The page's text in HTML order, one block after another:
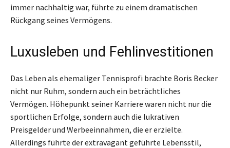
immer nachhaltig war, führte zu einem dramatischen
Rückgang seines Vermögens.
Luxusleben und Fehlinvestitionen
Das Leben als ehemaliger Tennisprofi brachte Boris Becker
nicht nur Ruhm, sondern auch ein beträchtliches
Vermögen. Höhepunkt seiner Karriere waren nicht nur die
sportlichen Erfolge, sondern auch die lukrativen
Preisgelder und Werbeeinnahmen, die er erzielte.
Allerdings führte der extravagant geführte Lebensstil,